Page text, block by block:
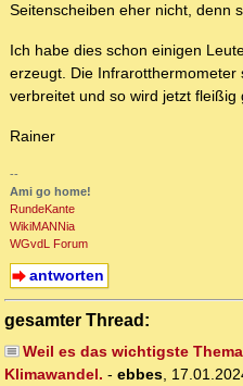
Seitenscheiben eher nicht, denn
Ich habe dies schon einigen
erzeugt. Die Infrarotthermometer
verbreitet und so wird jetzt fleißig
Rainer
--
Ami go home!
RundeKante
WikiMANNia
WGvdL Forum
antworten
gesamter Thread:
Weil es das wichtigste
Klimawandel. - ebbes,